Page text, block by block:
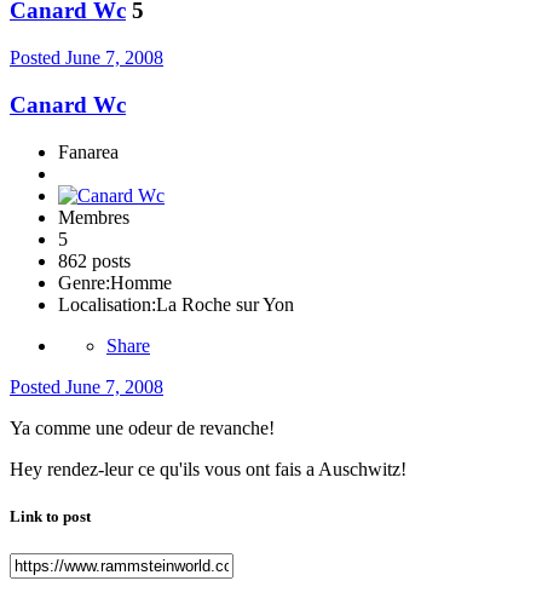
Canard Wc 5
Posted June 7, 2008
Canard Wc
Fanarea
Membres
5
862 posts
Genre:Homme
Localisation:La Roche sur Yon
Share
Posted June 7, 2008
Ya comme une odeur de revanche!
Hey rendez-leur ce qu'ils vous ont fais a Auschwitz!
Link to post